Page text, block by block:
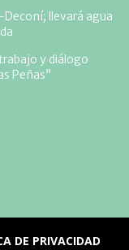
llevará agua
y diálogo
Peñas”
DE PRIVACIDAD